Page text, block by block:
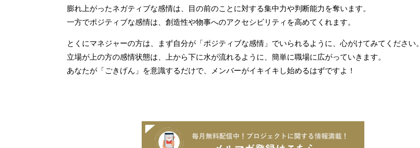
膨れ上がったネガティブな感情は、目の前のことに対する集中力や判断能力を奪います。
一方でポジティブな感情は、創造性や物事へのアクセシビリティを高めてくれます。
とくにマネジャーの方は、まず自分が「ポジティブな感情」でいられるように、心がけてみてください。
立場が上の方の感情状態は、上から下に水が流れるように、簡単に職場に広がっていきます。
あなたが「ごきげん」を意識するだけで、メンバーがイキイキし始めるはずですよ！